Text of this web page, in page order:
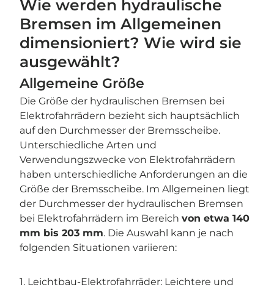
Wie werden hydraulische
Bremsen im Allgemeinen
dimensioniert? Wie wird sie
ausgewählt?
Allgemeine Größe
Die Größe der hydraulischen Bremsen bei
Elektrofahrrädern bezieht sich hauptsächlich
auf den Durchmesser der Bremsscheibe.
Unterschiedliche Arten und
Verwendungszwecke von Elektrofahrrädern
haben unterschiedliche Anforderungen an die
Größe der Bremsscheibe. Im Allgemeinen liegt
der Durchmesser der hydraulischen Bremsen
bei Elektrofahrrädern im Bereich von etwa 140
mm bis 203 mm. Die Auswahl kann je nach
folgenden Situationen variieren:
1. Leichtbau-Elektrofahrräder: Leichtere und